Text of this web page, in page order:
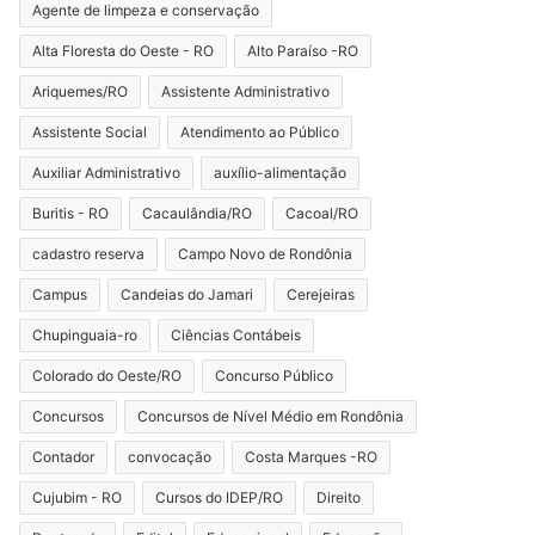
Agente de limpeza e conservação
Alta Floresta do Oeste - RO Alto Paraíso -RO
Ariquemes/RO Assistente Administrativo
Assistente Social Atendimento ao Público
Auxiliar Administrativo auxílio-alimentação
Buritis - RO Cacaulândia/RO Cacoal/RO
cadastro reserva Campo Novo de Rondônia
Campus Candeias do Jamari Cerejeiras
Chupinguaia-ro Ciências Contábeis
Colorado do Oeste/RO Concurso Público
Concursos Concursos de Nível Médio em Rondônia
Contador convocação Costa Marques -RO
Cujubim - RO Cursos do IDEP/RO Direito